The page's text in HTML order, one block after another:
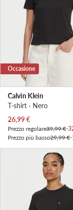
Occasione
Calvin Klein
T-shirt · Nero
Prezzo attuale
26,99€
Prezzo regolare39,99 €-
Prezzo più basso29,99 €